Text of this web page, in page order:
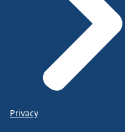
Privacy